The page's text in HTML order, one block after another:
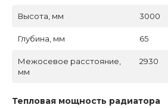
Высота, мм 3000
Глубина, мм 65
Межосевое расстояние,
мм
2930
Тепловая мощность радиатора